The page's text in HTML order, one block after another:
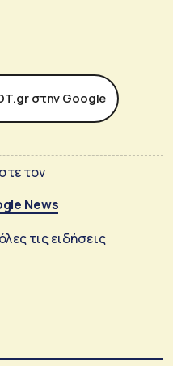
στην Google
τον
News
τις ειδήσεις